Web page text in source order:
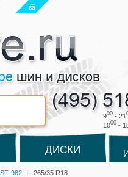
900 - 21
1000 -
ДИСКИ
982 265/35 R18